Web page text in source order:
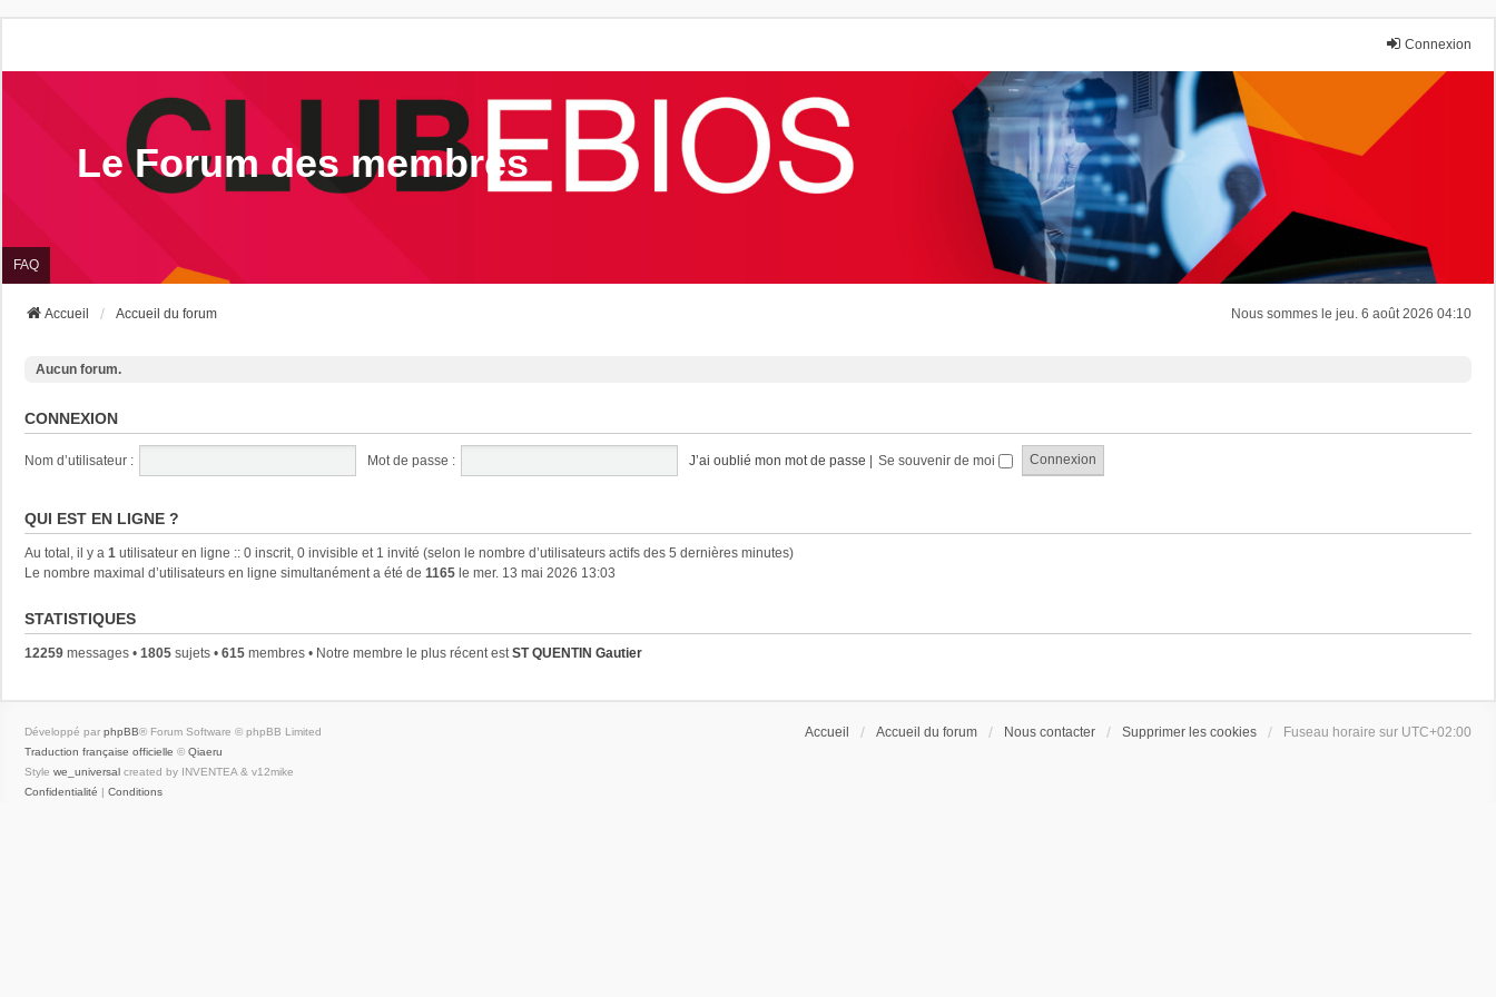
Connexion
Le Forum des membres
FAQ
Nous sommes le jeu. 6 août 2026 04:10
Accueil Accueil du forum
Aucun forum.
CONNEXION
Nom d’utilisateur : Mot de passe : J’ai oublié mon mot de passe | Se souvenir de moi
QUI EST EN LIGNE ?
Au total, il y a 1 utilisateur en ligne :: 0 inscrit, 0 invisible et 1 invité (selon le nombre d’utilisateurs actifs des 5 dernières minutes)
Le nombre maximal d’utilisateurs en ligne simultanément a été de 1165 le mer. 13 mai 2026 13:03
STATISTIQUES
12259 messages • 1805 sujets • 615 membres • Notre membre le plus récent estST QUENTIN Gautier
Accueil Accueil du forum Nous contacter Supprimer les cookies Fuseau horaire sur UTC+02:00
Développé par phpBB® Forum Software © phpBB Limited
Traduction française officielle © Qiaeru
Style we_universal created by INVENTEA & v12mike
Confidentialité | Conditions